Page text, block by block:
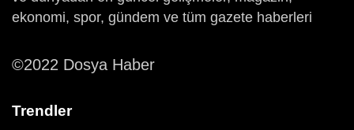
ekonomi, spor, gündem ve tüm gazete haberleri
©2022 Dosya Haber
Trendler